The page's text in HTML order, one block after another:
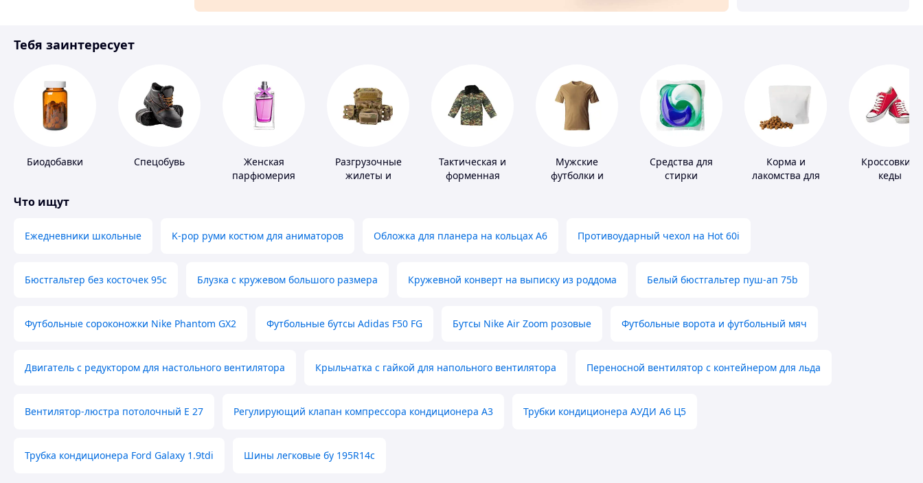
Спорт и отдых
Тебя заинтересует
Биодобавки Спецобувь
Женская
парфюмерия
Разгрузочные
жилеты и
Тактическая и
форменная
Мужские
футболки и
Средства для
стирки
Корма и
лакомства для
Кроссовки и
кеды
Что ищут
Ежедневники школьные K-pop руми костюм для аниматоров Обложка для планера на кольцах А6 Противоударный чехол на Hot 60i
Бюстгальтер без косточек 95с Блузка с кружевом большого размера Кружевной конверт на выписку из роддома Белый бюстгальтер пуш-ап 75b
Футбольные сороконожки Nike Phantom GX2 Футбольные бутсы Adidas F50 FG Бутсы Nike Air Zoom розовые Футбольные ворота и футбольный мяч
Двигатель с редуктором для настольного вентилятора Крыльчатка с гайкой для напольного вентилятора Переносной вентилятор с контейнером для льда
Вентилятор-люстра потолочный E 27 Регулирующий клапан компрессора кондиционера А3 Трубки кондиционера АУДИ А6 Ц5
Трубка кондиционера Ford Galaxy 1.9tdi Шины легковые бу 195R14c